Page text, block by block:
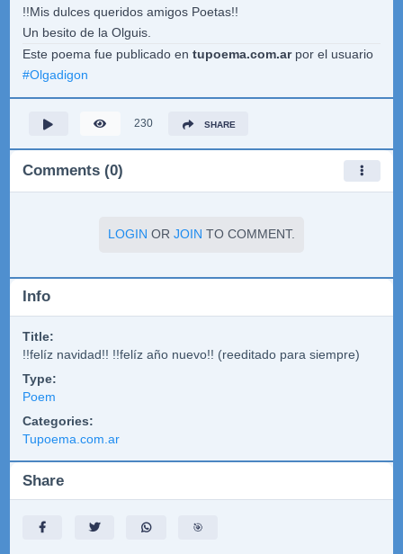
!!Mis dulces queridos amigos Poetas!!
Un besito de la Olguis.
Este poema fue publicado en tupoema.com.arpor el usuario
#Olgadigon
230 SHARE
Comments (0)
LOGIN OR JOIN TO COMMENT.
Info
Title:
!!felíz navidad!! !!felíz año nuevo!! (reeditado para siempre)
Type:
Poem
Categories:
Tupoema.com.ar
Share
🎯